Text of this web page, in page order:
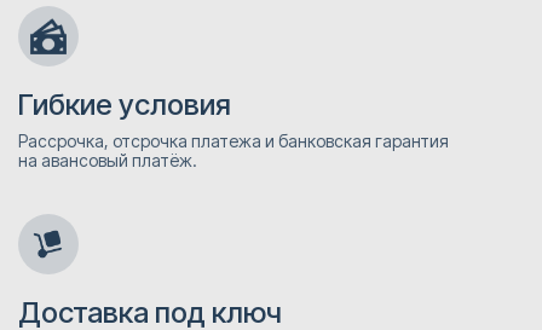
Гибкие условия
Рассрочка, отсрочка платежа и банковская гарантия
на авансовый платёж.
Доставка под ключ